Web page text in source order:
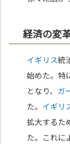
経済の変
イギリス統
始めた。特
となり、 ガ
た。 イギリ
拡大するた
た。これに